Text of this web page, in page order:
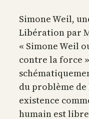
Simone Weil,
Libération par
« Simone Weil
contre la force
du problème
existence
humain est